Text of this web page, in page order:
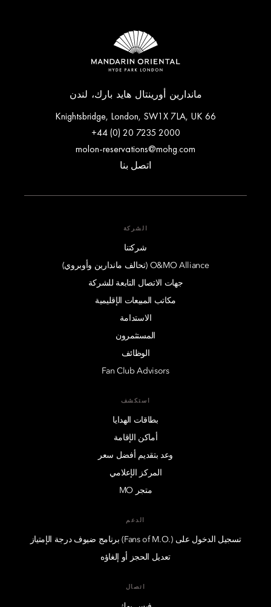
ماندارين أورينتال هايد بارك، لندن
66 Knightsbridge, London, SW1X 7LA, UK
+44 (0) 20 7235 2000
molon-reservations@mohg.com
اتصل بنا
الشركة
شركتنا
O&MO Alliance (تحالف ماندارين وأوبروي)
جهات الاتصال التابعة للشركة
مكاتب المبيعات الإقليمية
الاستدامة
المستثمرون
الوظائف
Fan Club Advisors
استكشف
بطاقات الهدايا
أماكن الإقامة
وعد بتقديم أفضل سعر
المركز الإعلامي
متجر MO
الدعم
تسجيل الدخول على (.Fans of M.O) برنامج ضيوف درجة الإمتياز
تعديل الحجز أو إلغاؤه
اتصال